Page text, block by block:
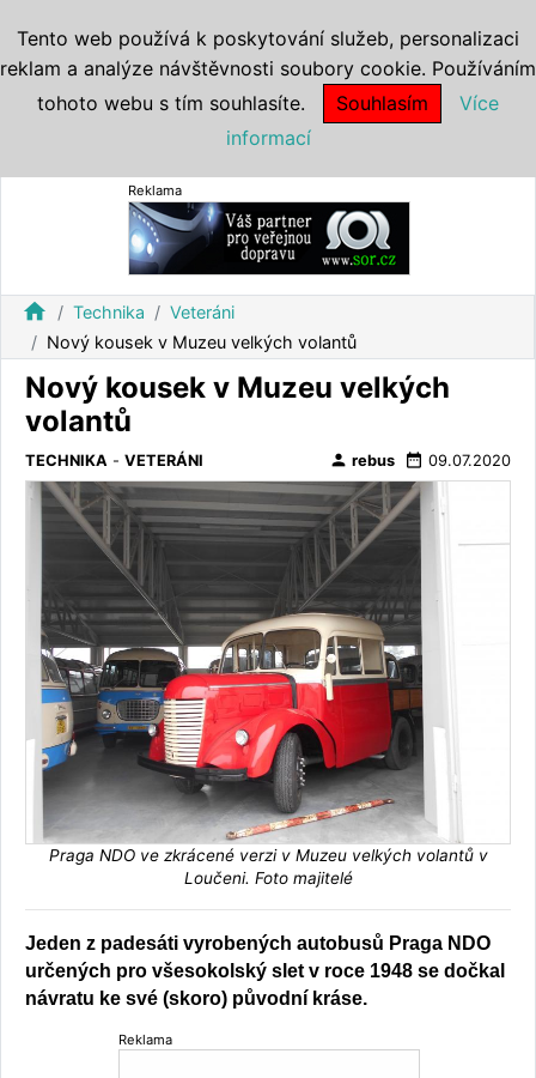
Reklama
home Technika
Veteráni
Nový kousek v Muzeu velkých volantů
Nový kousek v Muzeu velkých
volantů
TECHNIKA - VETERÁNI person rebus date_range 09.07.2020
Praga NDO ve zkrácené verzi v Muzeu velkých volantů v
Loučeni. Foto majitelé
Jeden z padesáti vyrobených autobusů Praga NDO
určených pro všesokolský slet v roce 1948 se dočkal
návratu ke své (skoro) původní kráse.
Reklama
Tento web používá k poskytování služeb, personalizaci
reklam a analýze návštěvnosti soubory cookie. Používáním
tohoto webu s tím souhlasíte.
Souhlasím
Více
informací